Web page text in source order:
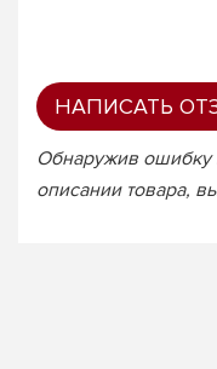
НАПИСАТЬ
Обнаружив ошибку
описании товара,